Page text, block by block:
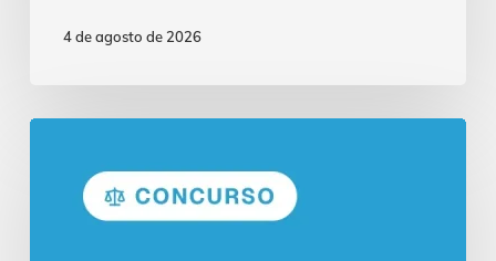
4 de agosto de 2026
Funciona